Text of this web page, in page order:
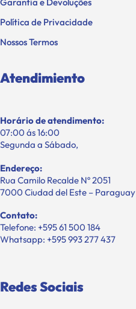
Garantia e Devoluções
Política de Privacidade
Nossos Termos
Atendimiento
Horário de atendimento:
07:00 ás 16:00
Segunda a Sábado,
Endereço:
Rua Camilo Recalde Nº 2051
7000 Ciudad del Este – Paraguay
Contato:
Telefone: +595 61 500 184
Whatsapp: +595 993 277 437
Redes Sociais